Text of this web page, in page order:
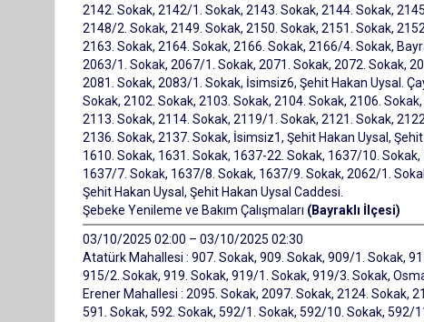
2142. Sokak, 2142/1. Sokak, 2143. Sokak, 2144. Sokak,
2148/2. Sokak, 2149. Sokak, 2150. Sokak, 2151. Sokak,
2163. Sokak, 2164. Sokak, 2166. Sokak, 2166/4. Sokak,
2063/1. Sokak, 2067/1. Sokak, 2071. Sokak, 2072. Sokak,
2081. Sokak, 2083/1. Sokak, İsimsiz6, Şehit Hakan Uysal.
Sokak, 2102. Sokak, 2103. Sokak, 2104. Sokak, 2106.
2113. Sokak, 2114. Sokak, 2119/1. Sokak, 2121. Sokak,
2136. Sokak, 2137. Sokak, İsimsiz1, Şehit Hakan Uysal,
1610. Sokak, 1631. Sokak, 1637-22. Sokak, 1637/10.
1637/7. Sokak, 1637/8. Sokak, 1637/9. Sokak, 2062/1.
Şehit Hakan Uysal, Şehit Hakan Uysal Caddesi.
Şebeke Yenileme ve Bakım Çalışmaları (Bayraklı İlçesi)
03/10/2025 02:00 – 03/10/2025 02:30
Atatürk Mahallesi : 907. Sokak, 909. Sokak, 909/1. Sokak,
915/2. Sokak, 919. Sokak, 919/1. Sokak, 919/3. Sokak,
Erener Mahallesi : 2095. Sokak, 2097. Sokak, 2124. Sokak,
591. Sokak, 592. Sokak, 592/1. Sokak, 592/10. Sokak, 592/